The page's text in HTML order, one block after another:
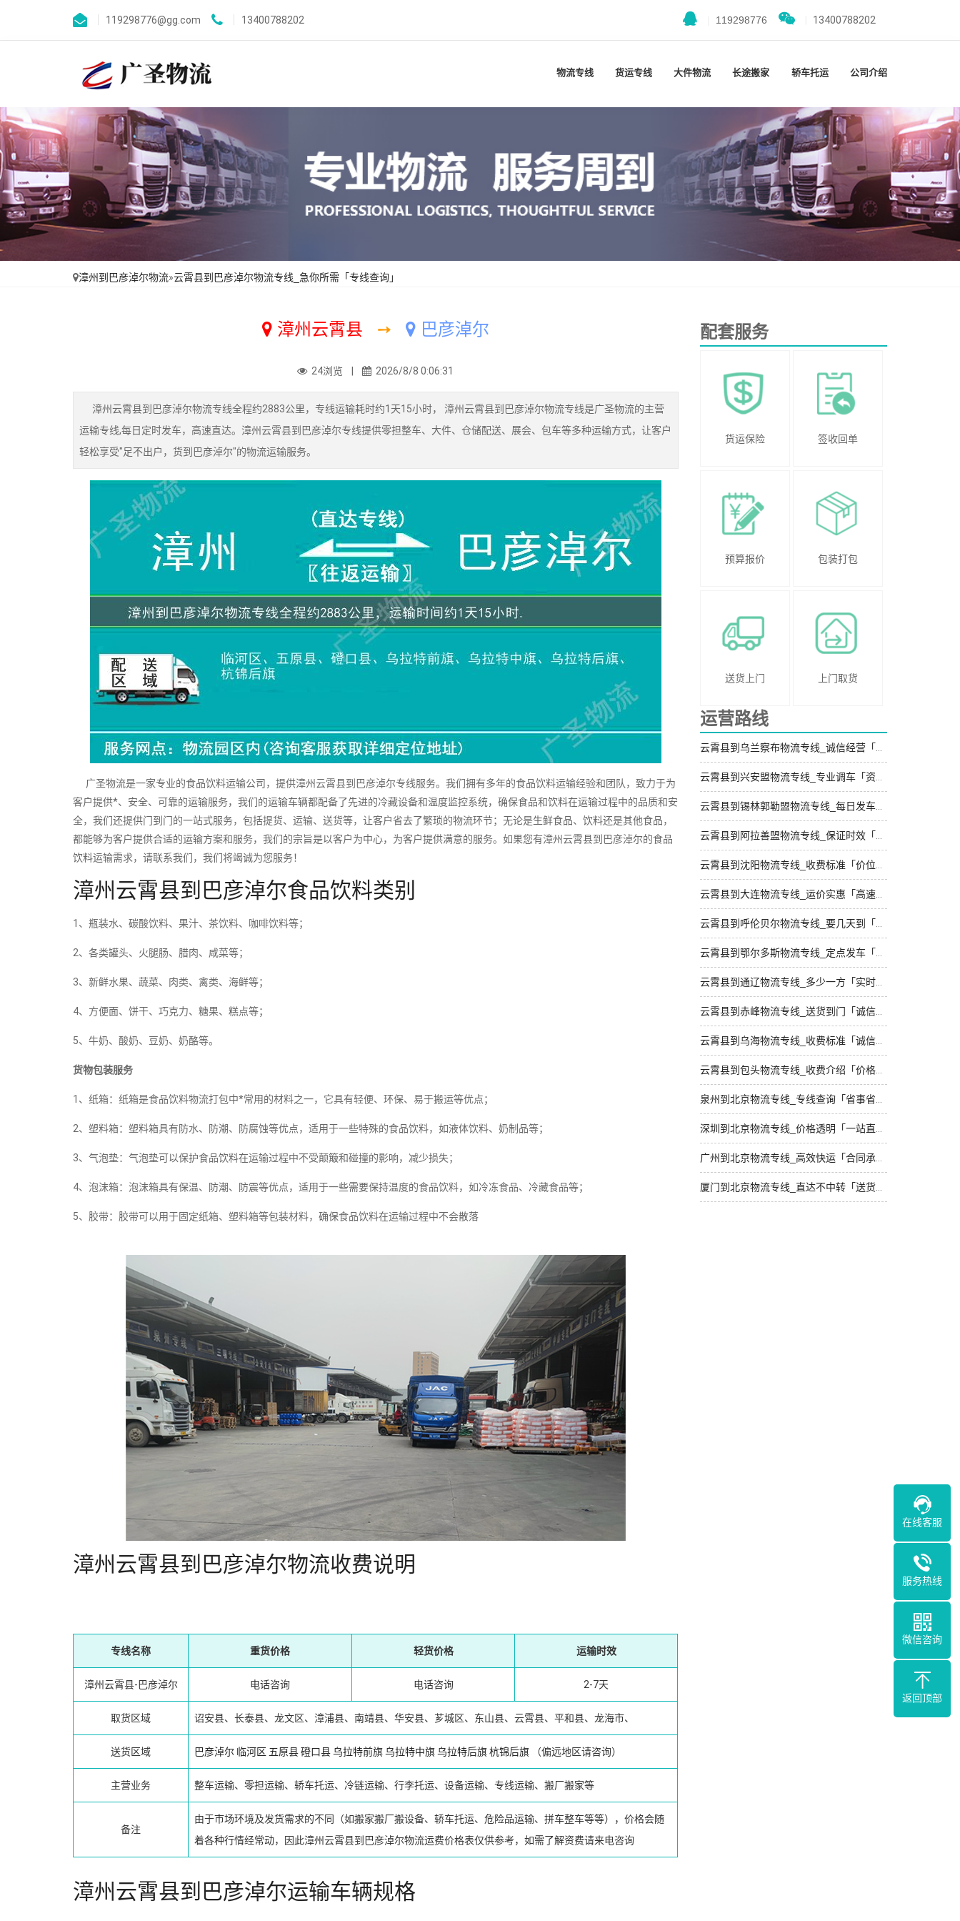
119298776@gg.com 13400788202 119298776 13400788202
物流专线 货运专线 大件物流 长途搬家 轿车托运 公司介绍
漳州到巴彦淖尔物流»云霄县到巴彦淖尔物流专线_急你所需「专线查询」
漳州云霄县 ➙ 巴彦淖尔
24浏览 | 2026/8/8 0:06:31
漳州云霄县到巴彦淖尔物流专线全程约2883公里，专线运输耗时约1天15小时， 漳州云霄县到巴彦淖尔物流专线是广圣物流的主营
运输专线,每日定时发车，高速直达。漳州云霄县到巴彦淖尔专线提供零担整车、大件、仓储配送、展会、包车等多种运输方式，让客户
轻松享受"足不出户，货到巴彦淖尔"的物流运输服务。
广圣物流是一家专业的食品饮料运输公司，提供漳州云霄县到巴彦淖尔专线服务。我们拥有多年的食品饮料运输经验和团队，致力于为
客户提供*、安全、可靠的运输服务，我们的运输车辆都配备了先进的冷藏设备和温度监控系统，确保食品和饮料在运输过程中的品质和安
全，我们还提供门到门的一站式服务，包括提货、运输、送货等，让客户省去了繁琐的物流环节；无论是生鲜食品、饮料还是其他食品，
都能够为客户提供合适的运输方案和服务，我们的宗旨是以客户为中心，为客户提供满意的服务。如果您有漳州云霄县到巴彦淖尔的食品
饮料运输需求，请联系我们，我们将竭诚为您服务！
漳州云霄县到巴彦淖尔食品饮料类别
1、瓶装水、碳酸饮料、果汁、茶饮料、咖啡饮料等；
2、各类罐头、火腿肠、腊肉、咸菜等；
3、新鲜水果、蔬菜、肉类、禽类、海鲜等；
4、方便面、饼干、巧克力、糖果、糕点等；
5、牛奶、酸奶、豆奶、奶酪等。
货物包装服务
1、纸箱：纸箱是食品饮料物流打包中*常用的材料之一，它具有轻便、环保、易于搬运等优点；
2、塑料箱：塑料箱具有防水、防潮、防腐蚀等优点，适用于一些特殊的食品饮料，如液体饮料、奶制品等；
3、气泡垫：气泡垫可以保护食品饮料在运输过程中不受颠簸和碰撞的影响，减少损失；
4、泡沫箱：泡沫箱具有保温、防潮、防震等优点，适用于一些需要保持温度的食品饮料，如冷冻食品、冷藏食品等；
5、胶带：胶带可以用于固定纸箱、塑料箱等包装材料，确保食品饮料在运输过程中不会散落
漳州云霄县到巴彦淖尔物流收费说明
专线名称 重货价格 轻货价格 运输时效
漳州云霄县-巴彦淖尔 电话咨询 电话咨询 2-7天
取货区域 诏安县、长泰县、龙文区、漳浦县、南靖县、华安县、芗城区、东山县、云霄县、平和县、龙海市、
送货区域 巴彦淖尔 临河区 五原县磴口县乌拉特前旗乌拉特中旗乌拉特后旗杭锦后旗 （偏远地区请咨询）
主营业务 整车运输、零担运输、轿车托运、冷链运输、行李托运、设备运输、专线运输、搬厂搬家等
备注
由于市场环境及发货需求的不同（如搬家搬厂搬设备、轿车托运、危险品运输、拼车整车等等），价格会随
着各种行情经常动，因此漳州云霄县到巴彦淖尔物流运费价格表仅供参考，如需了解资费请来电咨询
漳州云霄县到巴彦淖尔运输车辆规格
配套服务
货运保险 签收回单
预算报价 包装打包
送货上门 上门取货
运营路线
云霄县到乌兰察布物流专线_诚信经营「全程无虑」
云霄县到兴安盟物流专线_专业调车「资质齐全」
云霄县到锡林郭勒盟物流专线_每日发车「门到门配送」
云霄县到阿拉善盟物流专线_保证时效「几天到达」
云霄县到沈阳物流专线_收费标准「价位合理」
云霄县到大连物流专线_运价实惠「高速快运」
云霄县到呼伦贝尔物流专线_要几天到「按时送达」
云霄县到鄂尔多斯物流专线_定点发车「按时送达」
云霄县到通辽物流专线_多少一方「实时反馈」
云霄县到赤峰物流专线_送货到门「诚信为先」
云霄县到乌海物流专线_收费标准「诚信为先」
云霄县到包头物流专线_收费介绍「价格实惠」
泉州到北京物流专线_专线查询「省事省心」
深圳到北京物流专线_价格透明「一站直达」
广州到北京物流专线_高效快运「合同承运」
厦门到北京物流专线_直达不中转「送货到门」
在线客服
服务热线
微信咨询
返回顶部